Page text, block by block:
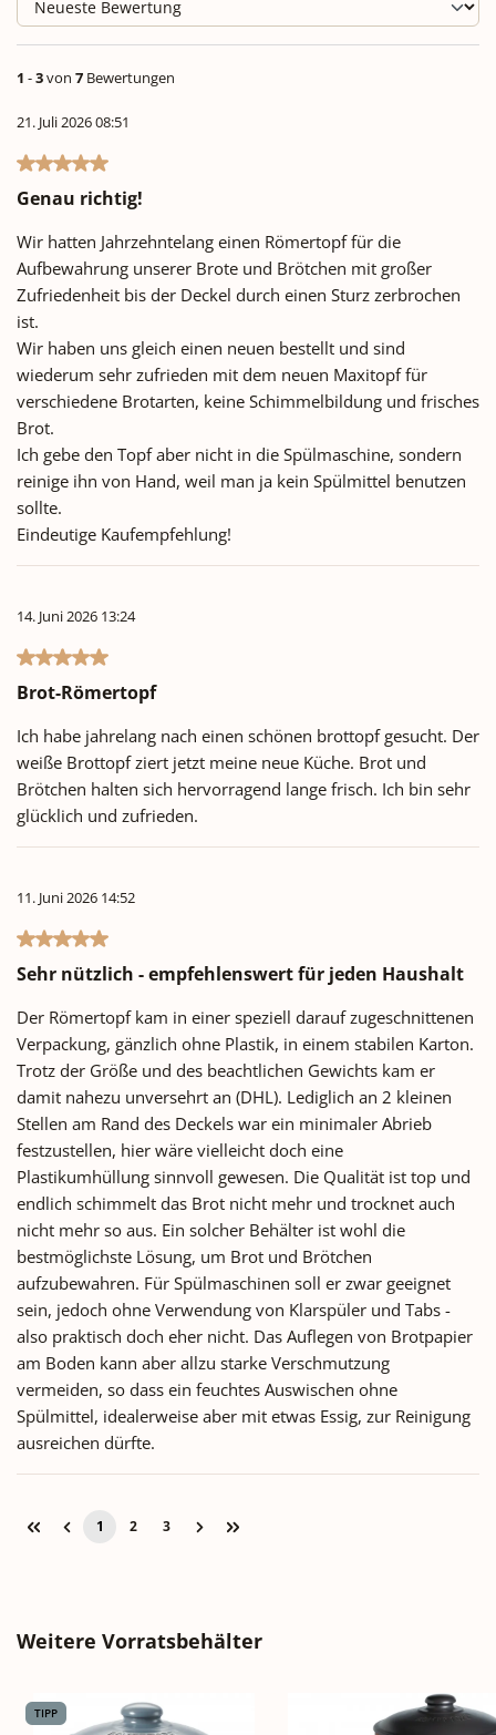
1 -3von 7 Bewertungen
21. Juli 2026 08:51
Bewertung mit 5 von 5 Sternen
Genau richtig!
Wir hatten Jahrzehntelang einen Römertopf für die
Aufbewahrung unserer Brote und Brötchen mit großer
Zufriedenheit bis der Deckel durch einen Sturz zerbrochen
ist.
Wir haben uns gleich einen neuen bestellt und sind
wiederum sehr zufrieden mit dem neuen Maxitopf für
verschiedene Brotarten, keine Schimmelbildung und frisches
Brot.
Ich gebe den Topf aber nicht in die Spülmaschine, sondern
reinige ihn von Hand, weil man ja kein Spülmittel benutzen
sollte.
Eindeutige Kaufempfehlung!
14. Juni 2026 13:24
Bewertung mit 5 von 5 Sternen
Brot-Römertopf
Ich habe jahrelang nach einen schönen brottopf gesucht. Der
weiße Brottopf ziert jetzt meine neue Küche. Brot und
Brötchen halten sich hervorragend lange frisch. Ich bin sehr
glücklich und zufrieden.
11. Juni 2026 14:52
Bewertung mit 5 von 5 Sternen
Sehr nützlich - empfehlenswert für jeden Haushalt
Der Römertopf kam in einer speziell darauf zugeschnittenen
Verpackung, gänzlich ohne Plastik, in einem stabilen Karton.
Trotz der Größe und des beachtlichen Gewichts kam er
damit nahezu unversehrt an (DHL). Lediglich an 2 kleinen
Stellen am Rand des Deckels war ein minimaler Abrieb
festzustellen, hier wäre vielleicht doch eine
Plastikumhüllung sinnvoll gewesen. Die Qualität ist top und
endlich schimmelt das Brot nicht mehr und trocknet auch
nicht mehr so aus. Ein solcher Behälter ist wohl die
bestmöglichste Lösung, um Brot und Brötchen
aufzubewahren. Für Spülmaschinen soll er zwar geeignet
sein, jedoch ohne Verwendung von Klarspüler und Tabs -
also praktisch doch eher nicht. Das Auflegen von Brotpapier
am Boden kann aber allzu starke Verschmutzung
vermeiden, so dass ein feuchtes Auswischen ohne
Spülmittel, idealerweise aber mit etwas Essig, zur Reinigung
ausreichen dürfte.
Seite
1 Seite
2 Seite
3
Produktgalerie überspringen
Weitere Vorratsbehälter
TIPP